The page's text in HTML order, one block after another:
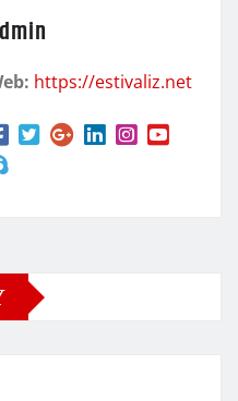
https://estivaliz.net